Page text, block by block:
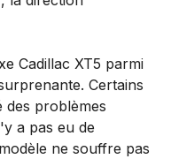
Cadillac XT5 parmi
Certains
des problèmes
a pas eu de
ne souffre pas